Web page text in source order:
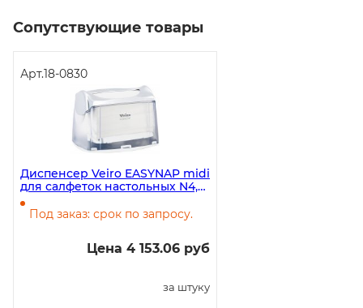
Сопутствующие товары
Арт.18-0830
Диспенсер Veiro EASYNAP midi
для салфеток настольных N4,
белый
Под заказ: срок по запросу.
Цена 4 153.06 руб
за штуку